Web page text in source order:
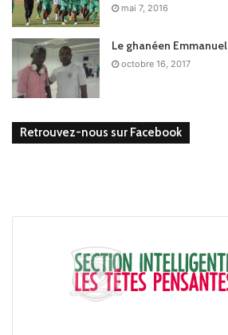
mai 7, 2016
Le ghanéen
octobre 16, 2017
Retrouvez-nous sur Facebook